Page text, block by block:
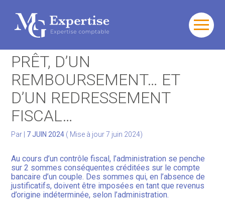
Aller
Gérer votre quotidien
Développer votre activité
Gérer votre patrimoine
Facturation Électronique
C’EST L’HISTOIRE D’UN
PRÊT, D’UN
REMBOURSEMENT… ET
D’UN REDRESSEMENT
FISCAL…
Par 7 JUIN 2024 ( Mise à jour 7 juin 2024)
Au cours d’un contrôle fiscal, l’administration se penche
sur 2 sommes conséquentes créditées sur le compte
bancaire d’un couple. Des sommes qui, en l’absence de
justificatifs, doivent être imposées en tant que revenus
d’origine indéterminée, selon l’administration.